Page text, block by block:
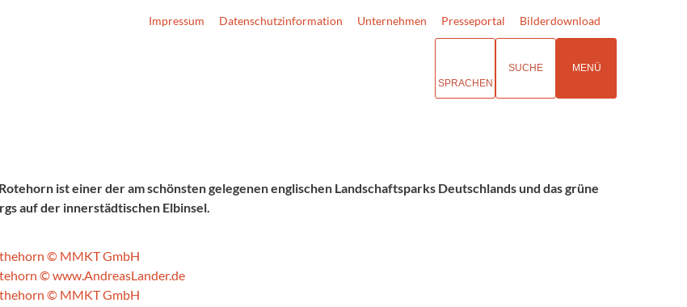
Impressum Datenschutzinformation Unternehmen Presseportal Bilderdownload
SPRACHEN
SUCHE MENÜ
ist einer der am schönsten gelegenen englischen Landschaftsparks Deutschlands und das grüne
auf der innerstädtischen Elbinsel.